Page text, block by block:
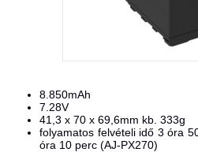
8.850mAh
7.28V
41,3 x 70 x 69,6mm kb. 333g
folyamatos felvételi idő 3 óra
óra 10 perc (AJ-PX270)